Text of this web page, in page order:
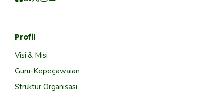
Profil
Visi & Misi
Guru-Kepegawaian
Struktur Organisasi